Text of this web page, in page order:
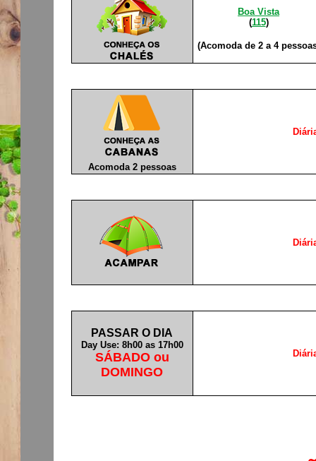
Boa Vista
(115)
(Acomoda de 2 a 4
Acomoda 2 pessoas
D
D
PASSAR O DIA
Day Use: 8h00 as 17h00
SÁBADO ou
DOMINGO
D